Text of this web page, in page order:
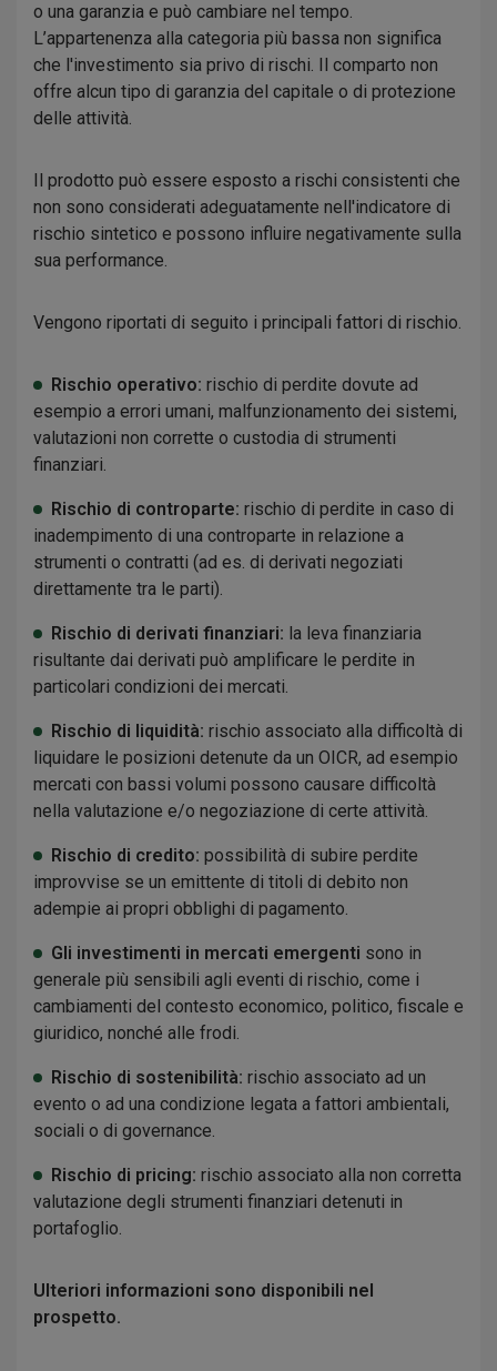
o una garanzia e può cambiare nel tempo.
L’appartenenza alla categoria più bassa non significa
che l'investimento sia privo di rischi. Il comparto non
offre alcun tipo di garanzia del capitale o di protezione
delle attività.
Il prodotto può essere esposto a rischi consistenti che
non sono considerati adeguatamente nell'indicatore di
rischio sintetico e possono influire negativamente sulla
sua performance.
Vengono riportati di seguito i principali fattori di rischio.
Rischio operativo: rischio di perdite dovute ad
esempio a errori umani, malfunzionamento dei sistemi,
valutazioni non corrette o custodia di strumenti
finanziari.
Rischio di controparte: rischio di perdite in caso di
inadempimento di una controparte in relazione a
strumenti o contratti (ad es. di derivati negoziati
direttamente tra le parti).
Rischio di derivati finanziari: la leva finanziaria
risultante dai derivati può amplificare le perdite in
particolari condizioni dei mercati.
Rischio di liquidità: rischio associato alla difficoltà di
liquidare le posizioni detenute da un OICR, ad esempio
mercati con bassi volumi possono causare difficoltà
nella valutazione e/o negoziazione di certe attività.
Rischio di credito: possibilità di subire perdite
improvvise se un emittente di titoli di debito non
adempie ai propri obblighi di pagamento.
Gli investimenti in mercati emergenti sono in
generale più sensibili agli eventi di rischio, come i
cambiamenti del contesto economico, politico, fiscale e
giuridico, nonché alle frodi.
Rischio di sostenibilità: rischio associato ad un
evento o ad una condizione legata a fattori ambientali,
sociali o di governance.
Rischio di pricing: rischio associato alla non corretta
valutazione degli strumenti finanziari detenuti in
portafoglio.
Ulteriori informazioni sono disponibili nel
prospetto.